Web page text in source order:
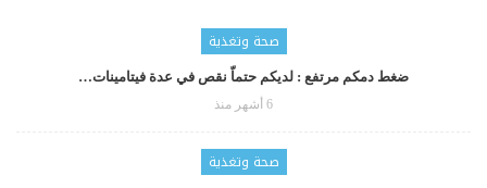
صحة وتغذية
ضغط دمكم مرتفع : لديكم حتماّ نقص في عدة فيتامينات…
6 أشهر منذ
صحة وتغذية